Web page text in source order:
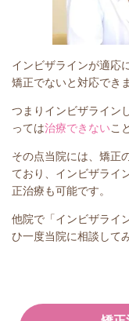
インビザラインが適応
矯正でないと対応でき
つまりインビザライン
っては治療できないこ
その点当院には、矯正
ており、インビザライ
正治療も可能です。
他院で「インビザライ
ひ一度当院に相談して